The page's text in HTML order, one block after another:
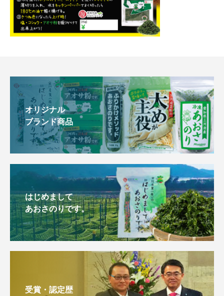
オリジナル
ブランド商品
はじめまして
あおさのりです。
受賞・認定歴